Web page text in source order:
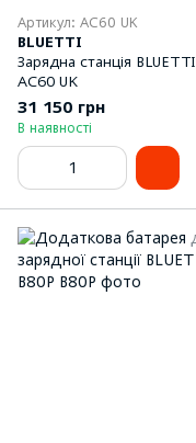
Артикул: AC60 UK
BLUETTI
Зарядна станція BLUETTI
AC60 UK
31 150 грн
В наявності